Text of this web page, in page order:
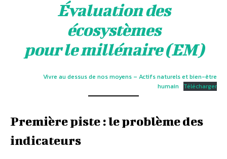
Évaluation des
écosystèmes
pour le millénaire (EM)
Vivre au dessus de nos moyens – Actifs naturels et bien-être
humain
Télécharger
Première piste : le problème des
indicateurs